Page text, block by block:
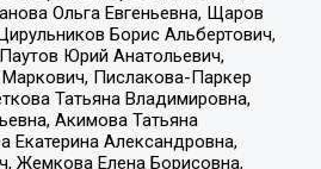
Ольга Евгеньевна, Щаров
Борис Альбертович,
Юрий Анатольевич,
Пислакова-Паркер
Татьяна Владимировна,
Акимова Татьяна
Екатерина Александровна,
Жемкова Елена Борисовна,